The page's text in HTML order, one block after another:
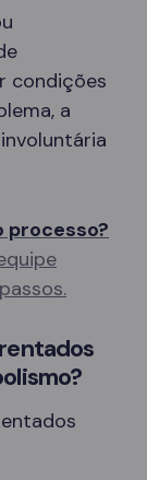
condições
a
processo?